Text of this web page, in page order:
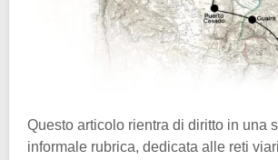
Questo articolo rientra di diritto in una
informale rubrica, dedicata alle reti